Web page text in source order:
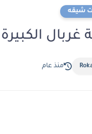
شيقه
الكبيرة الفصل
منذ عام